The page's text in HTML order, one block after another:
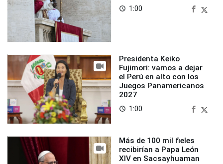
access_time 1:00
Presidenta Keiko
Fujimori: vamos a dejar
el Perú en alto con los
Juegos Panamericanos
2027
access_time 1:00
Más de 100 mil fieles
recibirían a Papa León
XIV en Sacsayhuaman